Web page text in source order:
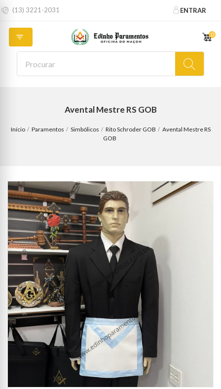
(13) 3221-2031 ENTRAR
 0
Avental Mestre RS GOB
Início Paramentos Simbólicos Rito Schroder GOB
Avental Mestre RS
GOB